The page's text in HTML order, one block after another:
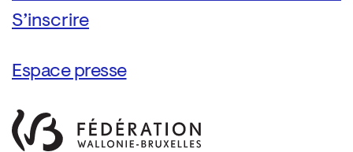
Espace presse